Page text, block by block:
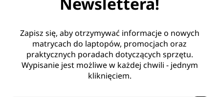
Zapisz się, aby otrzymywać informacje o nowych
matrycach do laptopów, promocjach oraz
praktycznych poradach dotyczących sprzętu.
Wypisanie jest możliwe w każdej chwili - jednym
kliknięciem.